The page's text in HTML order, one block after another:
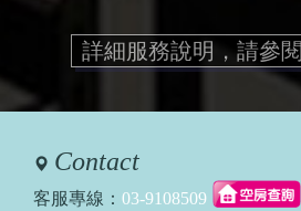
詳細服務說明，請參閱
Contact
客服專線： 03-9108509